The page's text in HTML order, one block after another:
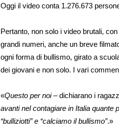
Oggi il video conta 1.276.673
Pertanto, non solo i video brutali,
grandi numeri, anche un breve
ogni forma di bullismo, girato a
dei giovani e non solo. I vari
«Questo per noi– dichiarano i
avanti nel contagiare in Italia quante
“bulliziotti” e “calciamo il bullismo”.»